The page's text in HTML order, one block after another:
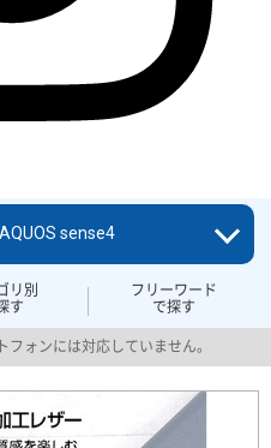
リ別
す
フリーワード
で探す
AQUOS sense4
ォンには対応していません。